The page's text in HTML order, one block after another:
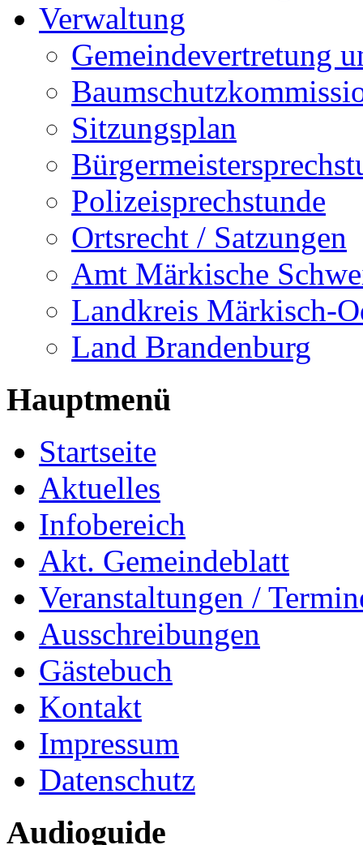
Verwaltung
Gemeindevertretung
Sitzungsplan
Polizeisprechstunde
Ortsrecht / Satzungen
Amt Märkische
Landkreis Märkisch-
Land Brandenburg
Hauptmenü
Startseite
Aktuelles
Infobereich
Akt. Gemeindeblatt
Veranstaltungen /
Ausschreibungen
Gästebuch
Kontakt
Impressum
Datenschutz
Audioguide